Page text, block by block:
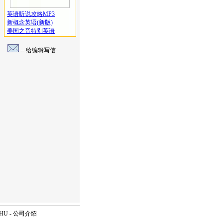
英语听说攻略MP3
新概念英语(新版)
美国之音特别英语
-- 给编辑写信
- 公司介绍